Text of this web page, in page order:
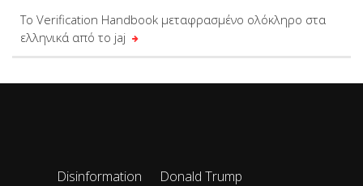
Το Verification Handbook μεταφρασμένο ολόκληρο στα
ελληνικά από το jaj
Disinformation
Donald Trump